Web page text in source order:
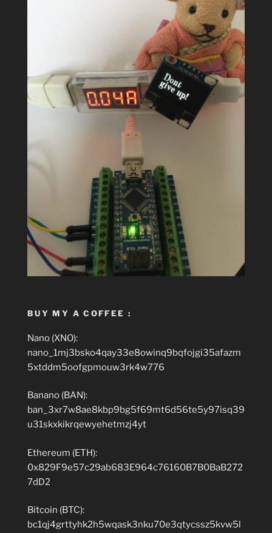
BUY MY A COFFEE :
Nano (XNO):
nano_1mj3bsko4qay33e8owinq9bqfojgi35afazm
5xtddm5oofgpmouw3rk4w776
Banano (BAN):
ban_3xr7w8ae8kbp9bg5f69mt6d56te5y97isq39
u31skxkikrqewyehetmzj4yt
Ethereum (ETH):
0x829F9e57c29ab683E964c76160B7B0BaB272
7dD2
Bitcoin (BTC):
bc1qj4grttyhk2h5wqask3nku70e3qtycssz5kvw5l